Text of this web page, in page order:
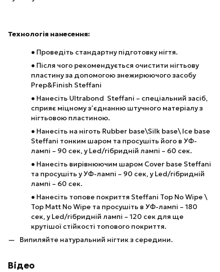
Технологія нанесення:
● Проведіть стандартну підготовку нігтя.
● Після чого рекомендується очистити нігтьову
пластину за допомогою знежирюючого засобу
Prep&Finish Steffani
● Нанесіть Ultrabond Steffani – спеціальний засіб,
сприяє міцному з’єднанню штучного матеріалу з
нігтьовою пластиною.
● Нанесіть на ніготь Rubber base\Silk base\ Ice base
Steffani тонким шаром та просушіть його в УФ-
лампі – 90 сек, у Led/гібридній лампі – 60 сек.
● Нанесіть вирівнюючим шаром Cover base Steffani
та просушіть у УФ-лампі – 90 сек, у Led/гібридній
лампі – 60 сек.
● Нанесіть топове покриття Steffani Top No Wipe \
Top Matt No Wipe та просушіть в УФ-лампі – 180
сек, у Led/гібридній лампі – 120 сек для ще
крутішої стійкості топового покриття.
Випиляйте натуральний нігтик з середини.
Відео